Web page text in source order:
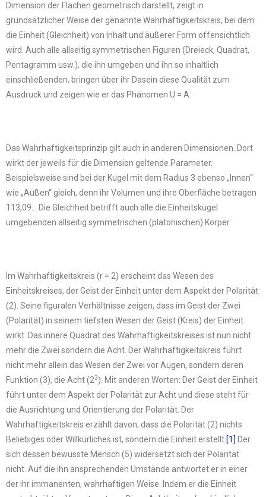
Dimension der Flächen geometrisch darstellt, zeigt in
grundsätzlicher Weise der genannte Wahrhaftigkeitskreis, bei dem
die Einheit (Gleichheit) von Inhalt und äußerer Form offensichtlich
wird. Auch alle allseitig symmetrischen Figuren (Dreieck, Quadrat,
Pentagramm usw.), die ihn umgeben und ihn so inhaltlich
einschließenden, bringen über ihr Dasein diese Qualität zum
Ausdruck und zeigen wie er das Phänomen U = A.
Das Wahrhaftigkeitsprinzip gilt auch in anderen Dimensionen. Dort
wirkt der jeweils für die Dimension geltende Parameter.
Beispielsweise sind bei der Kugel mit dem Radius 3 ebenso „Innen“
wie „Außen“ gleich, denn ihr Volumen und ihre Oberfläche betragen
113,09… Die Gleichheit betrifft auch alle die Einheitskugel
umgebenden allseitig symmetrischen (platonischen) Körper.
Im Wahrhaftigkeitskreis (r = 2) erscheint das Wesen des
Einheitskreises, der Geist der Einheit unter dem Aspekt der Polarität
(2). Seine figuralen Verhältnisse zeigen, dass im Geist der Zwei
(Polarität) in seinem tiefsten Wesen der Geist (Kreis) der Einheit
wirkt. Das innere Quadrat des Wahrhaftigkeitskreises ist nun nicht
mehr die Zwei sondern die Acht. Der Wahrhaftigkeitskreis führt
nicht mehr allein das Wesen der Zwei vor Augen, sondern deren
Funktion (3), die Acht (23). Mit anderen Worten: Der Geist der Einheit
führt unter dem Aspekt der Polarität zur Acht und diese steht für
die Ausrichtung und Orientierung der Polarität. Der
Wahrhaftigkeitskreis erzählt davon, dass die Polarität (2) nichts
Beliebiges oder Willkürliches ist, sondern die Einheit erstellt. [1] Der
sich dessen bewusste Mensch (5) widersetzt sich der Polarität
nicht. Auf die ihn ansprechenden Umstände antwortet er in einer
der ihr immanenten, wahrhaftigen Weise. Indem er die Einheit